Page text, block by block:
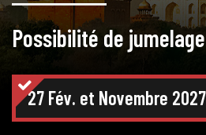
Possibilité de jumelage
27 Fév. et Novembre 2027